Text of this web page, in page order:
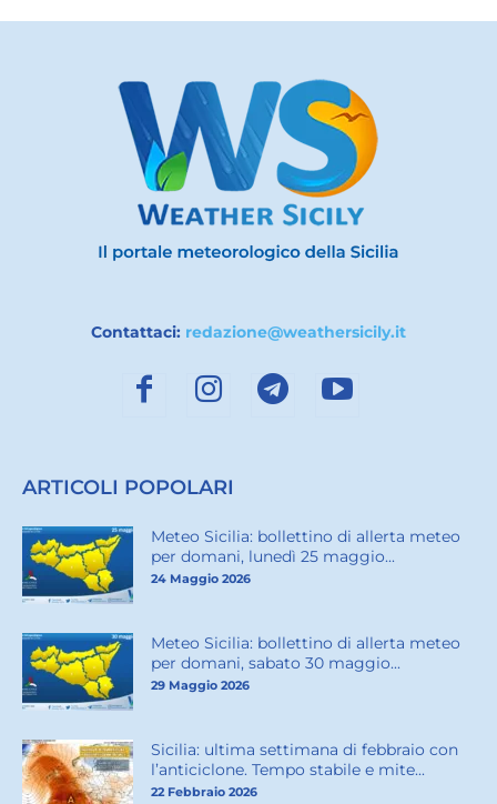
Contattaci: redazione@weathersicily.it
ARTICOLI POPOLARI
Meteo Sicilia: bollettino di allerta meteo
per domani, lunedì 25 maggio...
24 Maggio 2026
Meteo Sicilia: bollettino di allerta meteo
per domani, sabato 30 maggio...
29 Maggio 2026
Sicilia: ultima settimana di febbraio con
l’anticiclone. Tempo stabile e mite...
22 Febbraio 2026